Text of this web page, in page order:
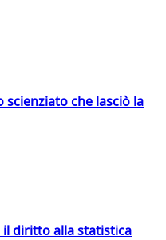
scienziato che lasciò la
il diritto alla statistica